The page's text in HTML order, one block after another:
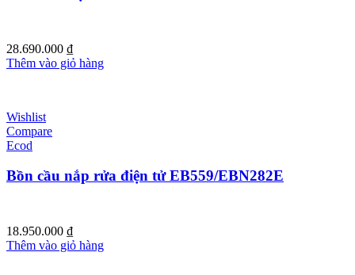
28.690.000 ₫
Thêm vào giỏ hàng
Wishlist
Compare
Ecod
Bồn cầu nắp rửa điện tử EB559/EBN282E
18.950.000 ₫
Thêm vào giỏ hàng